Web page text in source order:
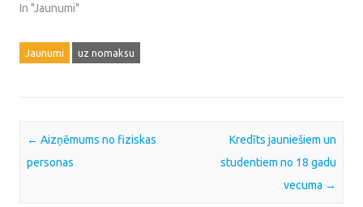
In "Jaunumi"
Jaunumi uz nomaksu
Post navigation
← Aizņēmums no fiziskas
personas
Kredīts jauniešiem un
studentiem no 18 gadu
vecuma →